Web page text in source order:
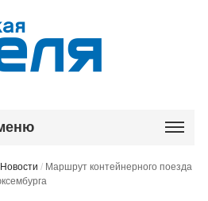
Новости / Маршрут контейнерного поезда